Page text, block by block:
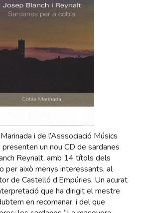
i de l’Asssociació Músics
un nou CD de sardanes
Reynalt, amb 14 títols dels
per això menys interessants, al
de Castelló d’Empúries. Un acurat
que ha dirigit el mestre
en recomanar, i del que